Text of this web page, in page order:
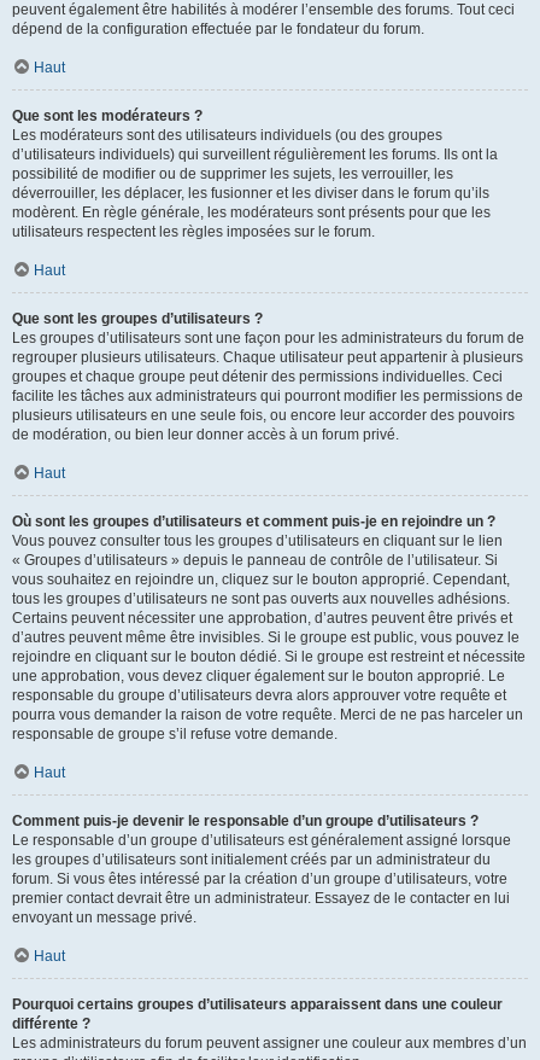
peuvent également être habilités à modérer l’ensemble des forums. Tout ceci
dépend de la configuration effectuée par le fondateur du forum.
Haut
Que sont les modérateurs ?
Les modérateurs sont des utilisateurs individuels (ou des groupes
d’utilisateurs individuels) qui surveillent régulièrement les forums. Ils ont la
possibilité de modifier ou de supprimer les sujets, les verrouiller, les
déverrouiller, les déplacer, les fusionner et les diviser dans le forum qu’ils
modèrent. En règle générale, les modérateurs sont présents pour que les
utilisateurs respectent les règles imposées sur le forum.
Haut
Que sont les groupes d’utilisateurs ?
Les groupes d’utilisateurs sont une façon pour les administrateurs du forum de
regrouper plusieurs utilisateurs. Chaque utilisateur peut appartenir à plusieurs
groupes et chaque groupe peut détenir des permissions individuelles. Ceci
facilite les tâches aux administrateurs qui pourront modifier les permissions de
plusieurs utilisateurs en une seule fois, ou encore leur accorder des pouvoirs
de modération, ou bien leur donner accès à un forum privé.
Haut
Où sont les groupes d’utilisateurs et comment puis-je en rejoindre un ?
Vous pouvez consulter tous les groupes d’utilisateurs en cliquant sur le lien
« Groupes d’utilisateurs » depuis le panneau de contrôle de l’utilisateur. Si
vous souhaitez en rejoindre un, cliquez sur le bouton approprié. Cependant,
tous les groupes d’utilisateurs ne sont pas ouverts aux nouvelles adhésions.
Certains peuvent nécessiter une approbation, d’autres peuvent être privés et
d’autres peuvent même être invisibles. Si le groupe est public, vous pouvez le
rejoindre en cliquant sur le bouton dédié. Si le groupe est restreint et nécessite
une approbation, vous devez cliquer également sur le bouton approprié. Le
responsable du groupe d’utilisateurs devra alors approuver votre requête et
pourra vous demander la raison de votre requête. Merci de ne pas harceler un
responsable de groupe s’il refuse votre demande.
Haut
Comment puis-je devenir le responsable d’un groupe d’utilisateurs ?
Le responsable d’un groupe d’utilisateurs est généralement assigné lorsque
les groupes d’utilisateurs sont initialement créés par un administrateur du
forum. Si vous êtes intéressé par la création d’un groupe d’utilisateurs, votre
premier contact devrait être un administrateur. Essayez de le contacter en lui
envoyant un message privé.
Haut
Pourquoi certains groupes d’utilisateurs apparaissent dans une couleur
différente ?
Les administrateurs du forum peuvent assigner une couleur aux membres d’un